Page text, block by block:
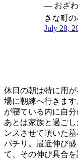
— おざわ
きな町の
July 28,
休日の朝は特に用
場に朝練へ行きま
が寝ている内に自
あとは家族と過ご
ンスさせて頂いた
パチリ。最近伸び
て、その伸び具合